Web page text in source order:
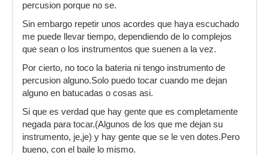
percusion porque no se.
Sin embargo repetir unos acordes que haya escuchado
me puede llevar tiempo, dependiendo de lo complejos
que sean o los instrumentos que suenen a la vez.
Por cierto, no toco la bateria ni tengo instrumento de
percusion alguno.Solo puedo tocar cuando me dejan
alguno en batucadas o cosas asi.
Si que es verdad que hay gente que es completamente
negada para tocar.(Algunos de los que me dejan su
instrumento, je,je) y hay gente que se le ven dotes.Pero
bueno, con el baile lo mismo.